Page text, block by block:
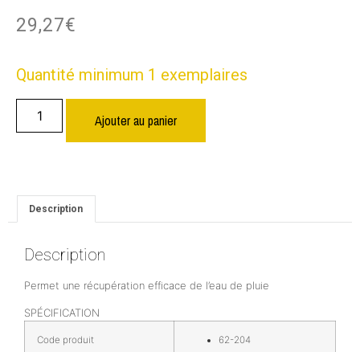
29,27€
Quantité minimum 1 exemplaires
Ajouter au panier
Description
Description
Permet une récupération efficace de l’eau de pluie
SPÉCIFICATION
Code produit 62-204